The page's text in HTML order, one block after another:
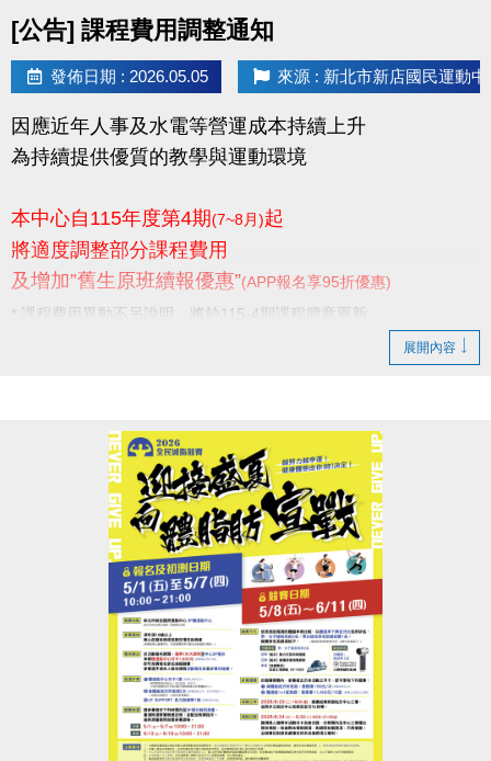
[公告] 課程費用調整通知
發佈日期 : 2026.05.05 來源 : 新北市新店國民運動中
因應近年人事及水電等營運成本持續上升
為持續提供優質的教學與運動環境
本中心自115年度第4期(7~8月)起
將適度調整部分課程費用
及增加”舊生原班續報優惠”(APP報名享95折優惠)
* 課程費用異動不另說明，將於115-4期課程簡章更新。
新店國民運動中心 敬啟
展開內容